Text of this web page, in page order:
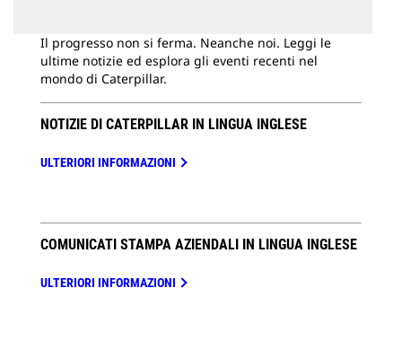
Il progresso non si ferma. Neanche noi. Leggi le
ultime notizie ed esplora gli eventi recenti nel
mondo di Caterpillar.
NOTIZIE DI CATERPILLAR IN LINGUA INGLESE
ULTERIORI INFORMAZIONI
COMUNICATI STAMPA AZIENDALI IN LINGUA INGLESE
ULTERIORI INFORMAZIONI